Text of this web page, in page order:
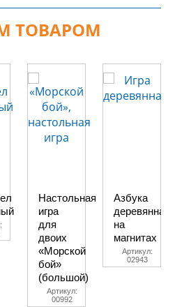
ТОВАРОМ
Настольная
игра
для
двоих
«Морской
бой»
(большой)
Артикул:
00992
Азбука
деревянная
на
магнитах
Артикул:
02943